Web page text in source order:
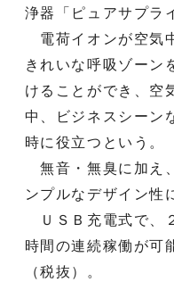
浄器「ピュアサプラ
電荷イオンが空気
きれいな呼吸ゾーン
けることができ、空
中、ビジネスシーン
時に役立つという。
無音・無臭に加え
ンプルなデザイン性
ＵＳＢ充電式で、
時間の連続稼働が可
（税抜）。